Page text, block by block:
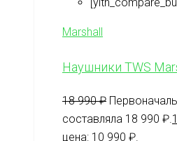
Marshall
Наушники TWS
18 990₽
составляла 18 990 ₽.
цена: 10 990 ₽.